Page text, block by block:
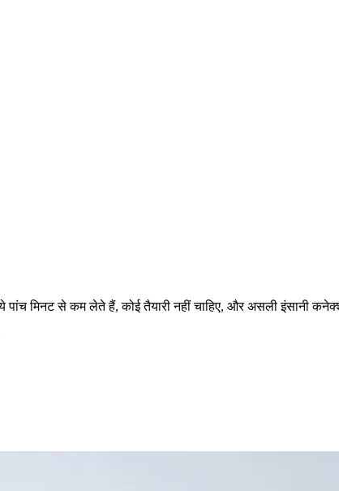
मिनट से कम लेते हैं, कोई तैयारी नहीं चाहिए, और असली इंसानी